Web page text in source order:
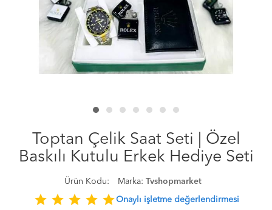
Toptan Çelik Saat Seti | Özel
Baskılı Kutulu Erkek Hediye Seti
Ürün Kodu: Marka: Tvshopmarket
star star star star starOnaylı işletme değerlendirmesi